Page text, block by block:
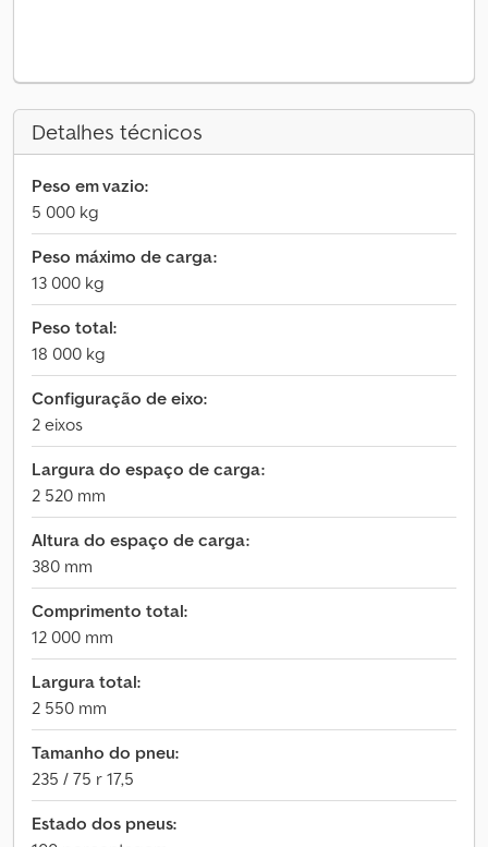
Detalhes técnicos
Peso em vazio:
5 000 kg
Peso máximo de carga:
13 000 kg
Peso total:
18 000 kg
Configuração de eixo:
2 eixos
Largura do espaço de carga:
2 520 mm
Altura do espaço de carga:
380 mm
Comprimento total:
12 000 mm
Largura total:
2 550 mm
Tamanho do pneu:
235 / 75 r 17,5
Estado dos pneus: